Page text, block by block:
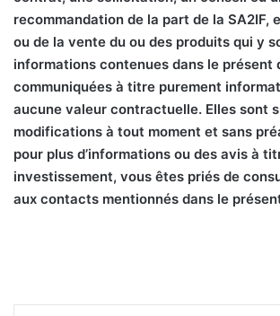
recommandation de la part de la SA2IF,
ou de la vente du ou des produits qui y
informations contenues dans le présent
communiquées à titre purement
aucune valeur contractuelle. Elles sont
modifications à tout moment et sans
pour plus d’informations ou des avis à
investissement, vous êtes priés de
aux contacts mentionnés dans le